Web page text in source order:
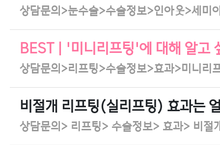
상담문의>눈수술>수술정보>인아웃>세미
BEST | '미니리프팅'에 대해 알고
상담문의>리프팅>수술정보>효과>미니리
비절개 리프팅(실리프팅) 효과는
상담문의> 리프팅> 수술정보> 효과> 비절